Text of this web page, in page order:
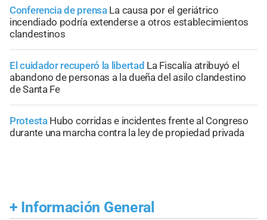
Conferencia de prensa La causa por el geriátrico
incendiado podría extenderse a otros establecimientos
clandestinos
El cuidador recuperó la libertad La Fiscalía atribuyó el
abandono de personas a la dueña del asilo clandestino
de Santa Fe
Protesta Hubo corridas e incidentes frente al Congreso
durante una marcha contra la ley de propiedad privada
+ Información General